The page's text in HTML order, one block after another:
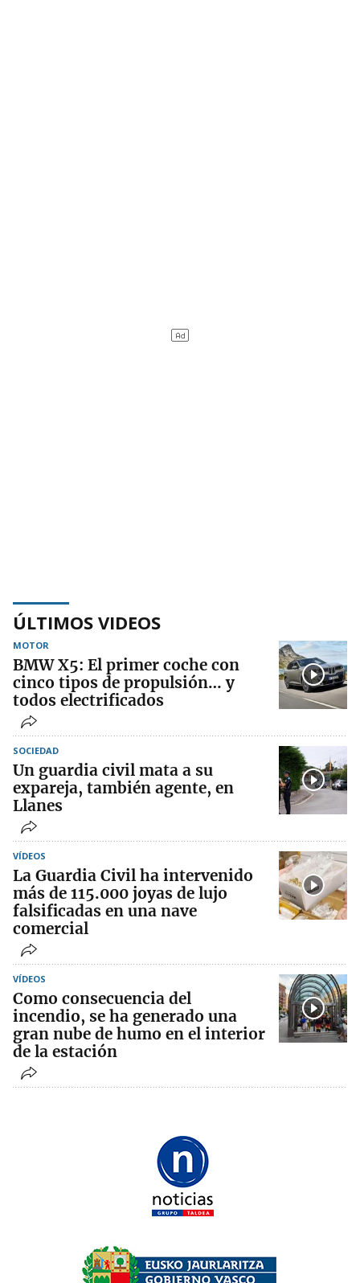
ÚLTIMOS VIDEOS
MOTOR
BMW X5: El primer coche con
cinco tipos de propulsión… y
todos electrificados
SOCIEDAD
Un guardia civil mata a su
expareja, también agente, en
Llanes
VÍDEOS
La Guardia Civil ha intervenido
más de 115.000 joyas de lujo
falsificadas en una nave
comercial
VÍDEOS
Como consecuencia del
incendio, se ha generado una
gran nube de humo en el interior
de la estación